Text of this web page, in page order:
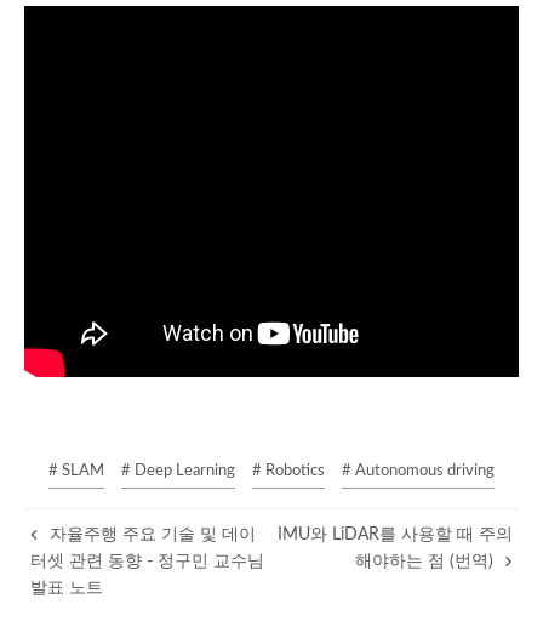
# SLAM # Deep Learning # Robotics # Autonomous driving
자율주행 주요 기술 및 데이
터셋 관련 동향 - 정구민 교수님
발표 노트
IMU와 LiDAR를 사용할 때 주의
해야하는 점 (번역)